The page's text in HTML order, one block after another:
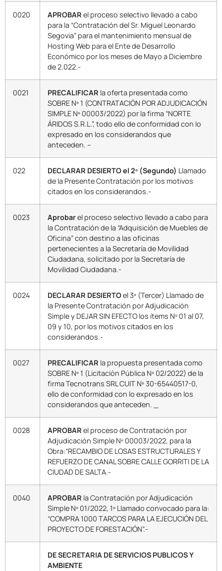
0020 APROBAR el proceso selectivo llevado a cabo
para la “Contratación del Sr. Miguel Leonardo
Segovia” para el mantenimiento mensual de
Hosting Web para el Ente de Desarrollo
Económico por los meses de Mayo a Diciembre
de 2.022.-
0021 PRECALIFICAR la oferta presentada como
SOBRE Nº 1 (CONTRATACIÓN POR ADJUDICACIÓN
SIMPLE Nº 00003/2022) por la firma “NORTE
ÁRIDOS S.R.L.”, todo ello de conformidad con lo
expresado en los considerandos que
anteceden. –
022 DECLARAR DESIERTO el 2º (Segundo) Llamado
de la Presente Contratación por los motivos
citados en los considerandos.-
0023 Aprobarel proceso selectivo llevado a cabo para
la Contratación de la “Adquisición de Muebles de
Oficina” con destino a las oficinas
pertenecientes a la Secretaría de Movilidad
Ciudadana, solicitado por la Secretaría de
Movilidad Ciudadana.-
0024 DECLARAR DESIERTOel 3º (Tercer) Llamado de
la Presente Contratación por Adjudicación
Simple y DEJAR SIN EFECTO los ítems Nº 01 al 07,
09 y 10, por los motivos citados en los
considerandos.-
0027 PRECALIFICAR la propuesta presentada como
SOBRE Nº 1 (Licitación Pública Nº 02/2022) de la
firma Tecnotrans SRL CUIT Nº 30-65440517-0,
ello de conformidad con lo expresado en los
considerandos que anteceden. _
0028 APROBAR el proceso de Contratación por
Adjudicación Simple Nº 00003/2022, para la
Obra:“RECAMBIO DE LOSAS ESTRUCTURALES Y
REFUERZO DE CANAL SOBRE CALLE GORRITI DE LA
CIUDAD DE SALTA.-
0040 APROBAR la Contratación por Adjudicación
Simple Nº 01/2022, 1º Llamado convocado para la:
“COMPRA 1000 TARCOS PARA LA EJECUCIÓN DEL
PROYECTO DE FORESTACIÓN”.-
DE SECRETARIA DE SERVICIOS PUBLICOS Y
AMBIENTE